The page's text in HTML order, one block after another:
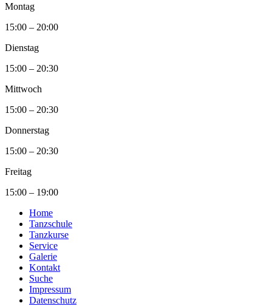
Montag
15:00 – 20:00
Dienstag
15:00 – 20:30
Mittwoch
15:00 – 20:30
Donnerstag
15:00 – 20:30
Freitag
15:00 – 19:00
Home
Tanzschule
Tanzkurse
Service
Galerie
Kontakt
Suche
Impressum
Datenschutz